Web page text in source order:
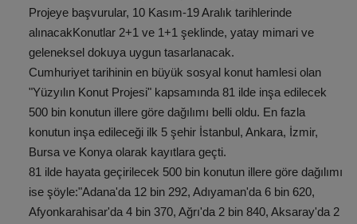
Projeye başvurular, 10 Kasım-19 Aralık tarihlerinde
alınacakKonutlar 2+1 ve 1+1 şeklinde, yatay mimari ve
geleneksel dokuya uygun tasarlanacak.
Cumhuriyet tarihinin en büyük sosyal konut hamlesi olan
"Yüzyılın Konut Projesi" kapsamında 81 ilde inşa edilecek
500 bin konutun illere göre dağılımı belli oldu. En fazla
konutun inşa edileceği ilk 5 şehir İstanbul, Ankara, İzmir,
Bursa ve Konya olarak kayıtlara geçti.
81 ilde hayata geçirilecek 500 bin konutun illere göre dağılımı
ise şöyle:"Adana'da 12 bin 292, Adıyaman'da 6 bin 620,
Afyonkarahisar'da 4 bin 370, Ağrı'da 2 bin 840, Aksaray'da 2